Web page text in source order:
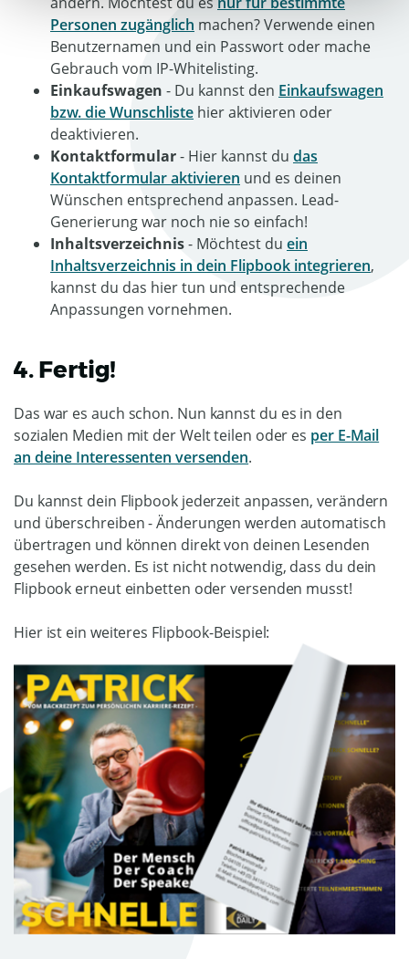
Personen zugänglich machen? Verwende einen
Benutzernamen und ein Passwort oder mache
Gebrauch vom IP-Whitelisting.
Einkaufswagen - Du kannst den Einkaufswagen
bzw. die Wunschliste hier aktivieren oder
deaktivieren.
Kontaktformular- Hier kannst du das
Kontaktformular aktivieren und es deinen
Wünschen entsprechend anpassen. Lead-
Generierung war noch nie so einfach!
Inhaltsverzeichnis- Möchtest du ein
Inhaltsverzeichnis in dein Flipbook integrieren,
kannst du das hier tun und entsprechende
Anpassungen vornehmen.
4. Fertig!
Das war es auch schon. Nun kannst du es in den
sozialen Medien mit der Welt teilen oder es per E-Mail
an deine Interessenten versenden.
Du kannst dein Flipbook jederzeit anpassen, verändern
und überschreiben - Änderungen werden automatisch
übertragen und können direkt von deinen Lesenden
gesehen werden. Es ist nicht notwendig, dass du dein
Flipbook erneut einbetten oder versenden musst!
Hier ist ein weiteres Flipbook-Beispiel: